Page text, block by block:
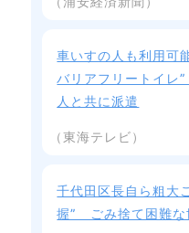
車いすの人も利用可
バリアフリートイレ
人と共に派遣
（東海テレビ）
千代田区長自ら粗大
握” ごみ捨て困難な